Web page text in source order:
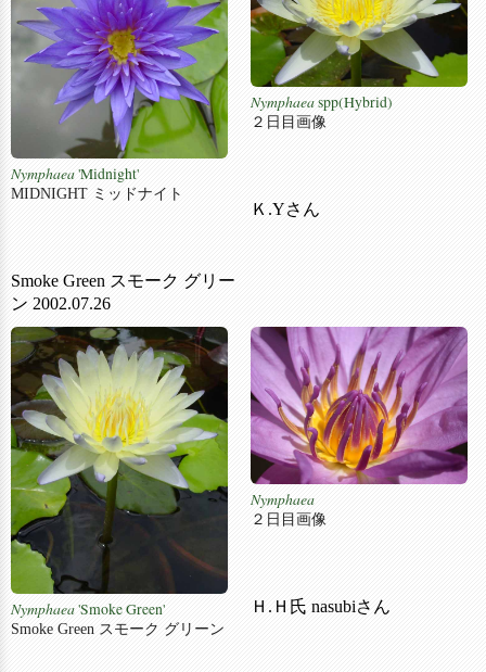
Nymphaea'Midnight'
MIDNIGHT ミッドナイト
Smoke Green スモーク グリー
ン 2002.07.26
Nymphaeaspp(Hybrid)
２日目画像
Ｋ.Yさん
Nymphaea'Smoke Green'
Smoke Green スモーク グリーン
Nymphaea
２日目画像
Ｈ.Ｈ氏 nasubiさん